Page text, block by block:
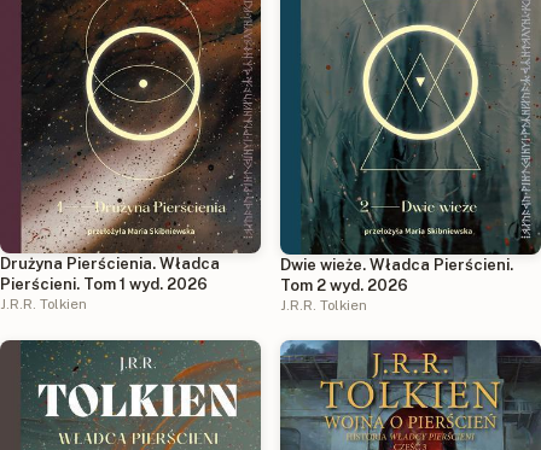
Drużyna Pierścienia. Władca
Pierścieni. Tom 1 wyd. 2026
J.R.R. Tolkien
Dwie wieże. Władca Pierścieni.
Tom 2 wyd. 2026
J.R.R. Tolkien